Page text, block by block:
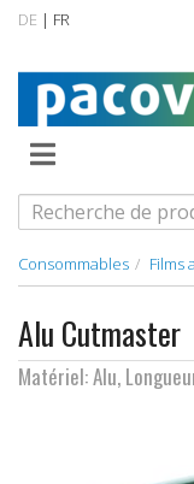
DE | FR
Épuisement
stock
Nouveautés
Assortiment
standard
Consommables Films
Alu Cutmaster
Matériel: Alu,